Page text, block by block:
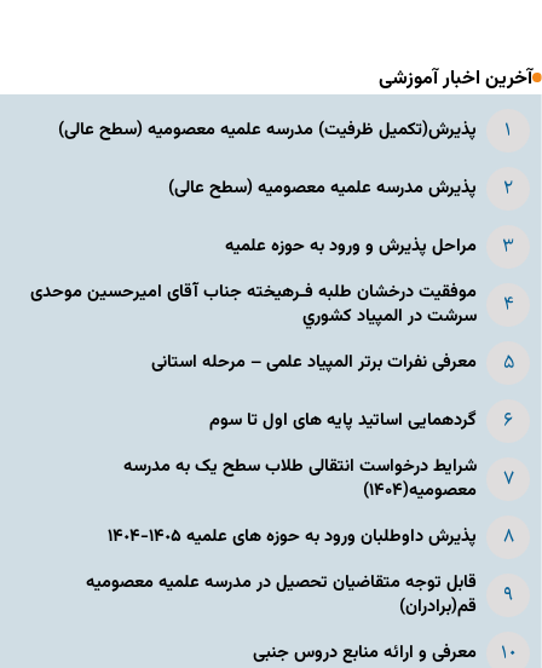
آخرین اخبار آموزشی
پذیرش(تکمیل ظرفیت) مدرسه علمیه معصومیه‌ (سطح عالی)
پذیرش مدرسه علمیه معصومیه‌ (سطح عالی)
مراحل پذیرش و ورود به حوزه علمیه
موفقیت درخشان طلبه فـرهیخته جناب آقای امیرحسین موحدی
سرشت در المپياد كشوري
معرفی نفرات برتر المپیاد علمی – مرحله استانی
گردهمایی اساتید پایه های اول تا سوم
شرایط درخواست انتقالی طلاب سطح یک به مدرسه
معصومیه(۱۴۰۴)
پذیرش داوطلبان ورود به حوزه های علمیه ١۴٠۵-١۴٠۴
قابل توجه متقاضیان تحصیل در مدرسه علمیه معصومیه
قم(برادران)
معرفی و ارائه منابع دروس جنبی